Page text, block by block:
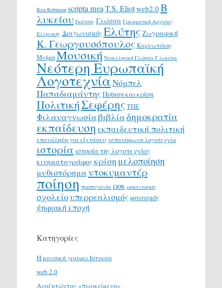
Ken Robinson scripta meaT.S. Eliotweb2.0 Β
λυκείου Γκάτσος Γλώσσα Γραμματική Αρχαίας
Ελληνικής ΔιαγωνισμόςΕλύτης Ζωγραφική
Κ. Γεωργουσόπουλος Καρυωτάκης
ΜνήμηΜουσική Νεοελληνική Γλώσσα Γ λυκείου
Νεότερη Ευρωπαϊκή
ΛογοτεχνίαΝόμπελ
Παπαδιαμάντης Ποίηση και κρίση
ΠολιτικήΣεφέρης ΤΠΕ
Φιλαναγνωσίαβιβλίαδημοκρατία
εκπαίδευση εκπαιδευτική πολιτική
επανάληψη για εξετάσεις ισπανόφωνη λογοτεχνία
ιστορία ιστορία της λογοτεχνίας
κινηματογράφοςκρίση μελοποίηση
μυθιστόρημα ντοκυμαντέρ
ποίηση προπαγάνδα ροκ ρομαντισμός
σχολείουπερρεαλισμόςφασισμός
ψηφιακή εποχή
Κατηγορίες
H μουσική γράφει Ιστορία
web 2.0
Αναζητώντας «περικείμενα»